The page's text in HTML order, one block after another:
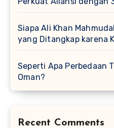
Siapa Ali Khan
yang Ditangkap karena
Seperti Apa Perbedaan
Oman?
Recent Comments